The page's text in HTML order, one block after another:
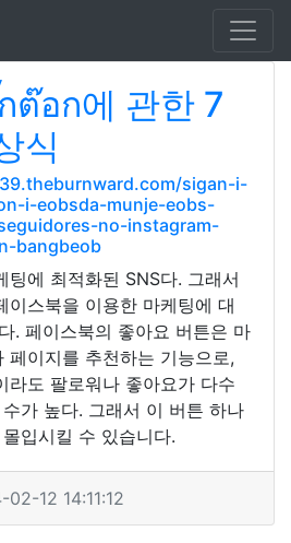
อก에 관한 7
식
sigan-i-
i-eobsda-munje-eobs-
no-instagram-
bangbeob
팅에 최적화된 SNS다. 그래서
이스북을 이용한 마케팅에 대
. 페이스북의 좋아요 버튼은 마
페이지를 추천하는 기능으로,
라도 팔로워나 좋아요가 다수
가 높다. 그래서 이 버튼 하나
입시킬 수 있습니다.
12 14:11:12